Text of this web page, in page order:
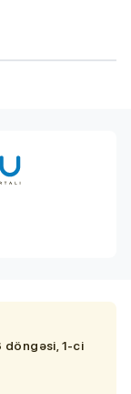
döngəsi, 1-ci